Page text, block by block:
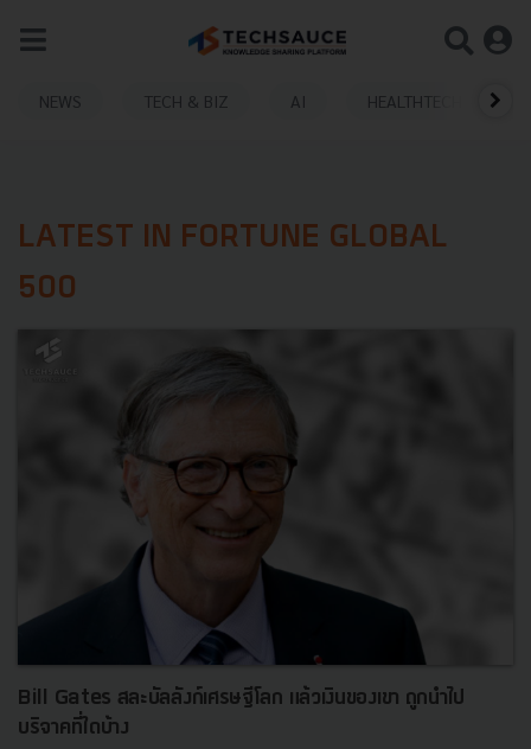
NEWS TECH & BIZ AI HEALTHTECH
LATEST IN FORTUNE GLOBAL
500
Bill Gates สละบัลลังก์เศรษฐีโลก แล้วเงินของเขา ถูกนำไป
บริจาคที่ใดบ้าง